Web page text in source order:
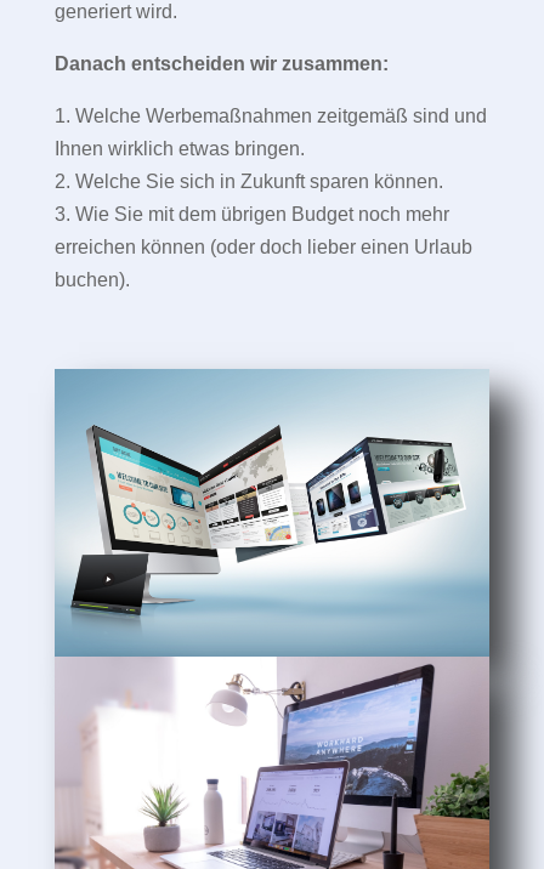
generiert wird.
Danach entscheiden wir zusammen:
1. Welche Werbemaßnahmen zeitgemäß sind und
Ihnen wirklich etwas bringen.
2. Welche Sie sich in Zukunft sparen können.
3. Wie Sie mit dem übrigen Budget noch mehr
erreichen können (oder doch lieber einen Urlaub
buchen).